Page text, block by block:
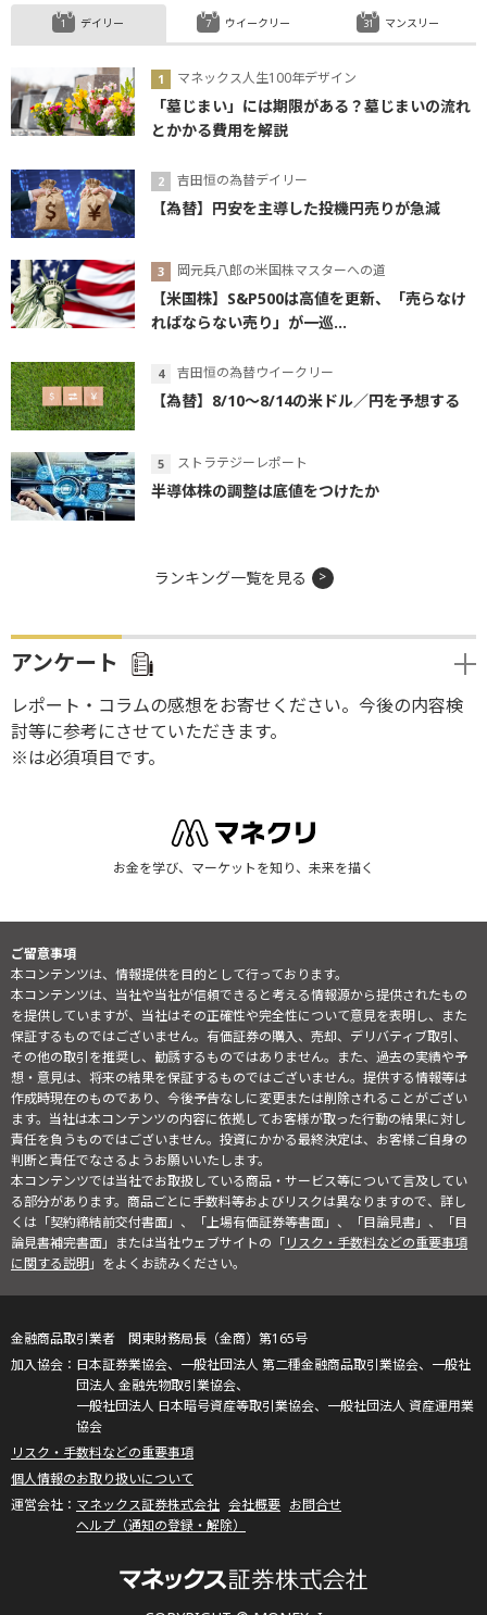
デイリー
マネックス人生100年デザイン
「墓じまい」には期限がある？墓じまいの流れ
とかかる費用を解説
吉田恒の為替デイリー
【為替】円安を主導した投機円売りが急減
岡元兵八郎の米国株マスターへの道
【米国株】S&P500は高値を更新、「売らなけ
ればならない売り」が一巡...
吉田恒の為替ウイークリー
【為替】8/10～8/14の米ドル／円を予想する
ストラテジーレポート
半導体株の調整は底値をつけたか
ウイークリー マンスリー
ランキング一覧を見る
アンケート
レポート・コラムの感想をお寄せください。今後の内容検
討等に参考にさせていただきます。
※は必須項目です。
お金を学び、マーケットを知り、未来を描く
ご留意事項
本コンテンツは、情報提供を目的として行っております。
本コンテンツは、当社や当社が信頼できると考える情報源から提供されたもの
を提供していますが、当社はその正確性や完全性について意見を表明し、また
保証するものではございません。有価証券の購入、売却、デリバティブ取引、
その他の取引を推奨し、勧誘するものではありません。また、過去の実績や予
想・意見は、将来の結果を保証するものではございません。提供する情報等は
作成時現在のものであり、今後予告なしに変更または削除されることがござい
ます。当社は本コンテンツの内容に依拠してお客様が取った行動の結果に対し
責任を負うものではございません。投資にかかる最終決定は、お客様ご自身の
判断と責任でなさるようお願いいたします。
本コンテンツでは当社でお取扱している商品・サービス等について言及してい
る部分があります。商品ごとに手数料等およびリスクは異なりますので、詳し
くは「契約締結前交付書面」、「上場有価証券等書面」、「目論見書」、「目
論見書補完書面」または当社ウェブサイトの「リスク・手数料などの重要事項
に関する説明」をよくお読みください。
金融商品取引業者 関東財務局長（金商）第165号
日本証券業協会、一般社団法人 第二種金融商品取引業協会、一般社
団法人 金融先物取引業協会、
一般社団法人 日本暗号資産等取引業協会、一般社団法人 資産運用業
協会
リスク・手数料などの重要事項
個人情報のお取り扱いについて
マネックス証券株式会社 会社概要 お問合せ
ヘルプ（通知の登録・解除）